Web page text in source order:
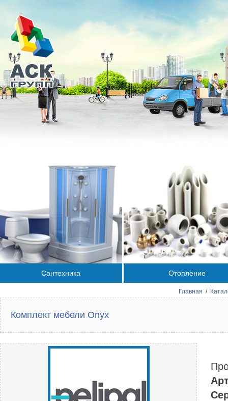
Сантехника Отопление
Главная /
Комплект мебели Onyx